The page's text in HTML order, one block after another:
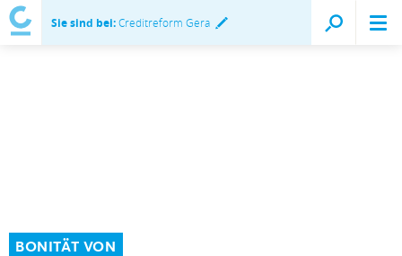
Sie sind bei:Creditreform Gera
BONITÄT VON